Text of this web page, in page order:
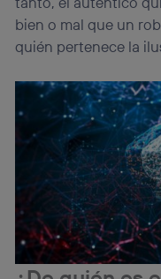
bien o mal que un
quién pertenece la